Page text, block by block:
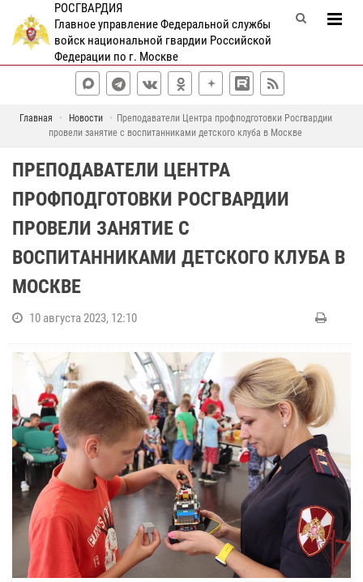
РОСГВАРДИЯ
Главное управление Федеральной службы
войск национальной гвардии Российской
Федерации по г. Москве
Главная Новости
Преподаватели Центра профподготовки Росгвардии
провели занятие с воспитанниками детского клуба в Москве
ПРЕПОДАВАТЕЛИ ЦЕНТРА
ПРОФПОДГОТОВКИ РОСГВАРДИИ
ПРОВЕЛИ ЗАНЯТИЕ С
ВОСПИТАННИКАМИ ДЕТСКОГО КЛУБА В
МОСКВЕ
10 августа 2023, 12:10